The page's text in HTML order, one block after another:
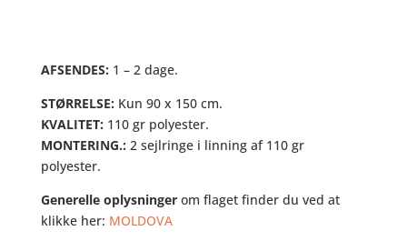
AFSENDES: 1 – 2 dage.
STØRRELSE: Kun 90 x 150 cm.
KVALITET: 110 gr polyester.
MONTERING.: 2 sejlringe i linning af 110 gr
polyester.
Generelle oplysningerom flaget finder du ved at
klikke her: MOLDOVA